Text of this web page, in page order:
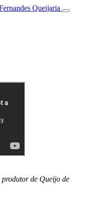
produtor de Queijo de